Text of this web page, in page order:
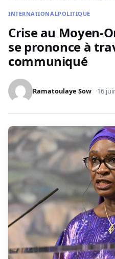
INTERNATIONALPOLITIQUE
Crise au Moyen-
se prononce à
communiqué
Ramatoulaye Sow 16